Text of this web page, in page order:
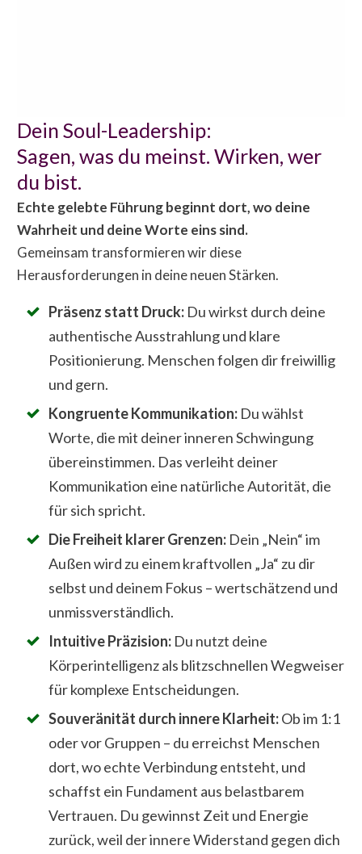
Dein Soul-Leadership:
Sagen, was du meinst. Wirken, wer
du bist.
Echte gelebte Führung beginnt dort, wo deine
Wahrheit und deine Worte eins sind.
Gemeinsam transformieren wir diese
Herausforderungen in deine neuen Stärken.
Präsenz statt Druck: Du wirkst durch deine
authentische Ausstrahlung und klare
Positionierung. Menschen folgen dir freiwillig
und gern.
Kongruente Kommunikation: Du wählst
Worte, die mit deiner inneren Schwingung
übereinstimmen. Das verleiht deiner
Kommunikation eine natürliche Autorität, die
für sich spricht.
Die Freiheit klarer Grenzen: Dein „Nein“ im
Außen wird zu einem kraftvollen „Ja“ zu dir
selbst und deinem Fokus – wertschätzend und
unmissverständlich.
Intuitive Präzision: Du nutzt deine
Körperintelligenz als blitzschnellen Wegweiser
für komplexe Entscheidungen.
Souveränität durch innere Klarheit:Ob im 1:1
oder vor Gruppen – du erreichst Menschen
dort, wo echte Verbindung entsteht, und
schaffst ein Fundament aus belastbarem
Vertrauen. Du gewinnst Zeit und Energie
zurück, weil der innere Widerstand gegen dich